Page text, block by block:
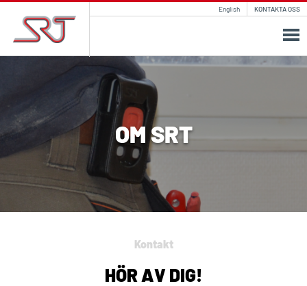
English KONTAKTA OSS
OM SRT
Kontakt
HÖR AV DIG!